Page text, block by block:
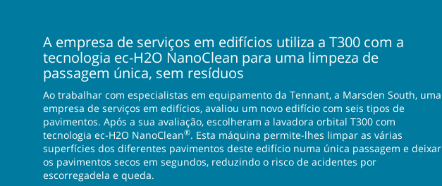
A empresa de serviços em edifícios utiliza a T300 com a
tecnologia ec-H2O NanoClean para uma limpeza de
passagem única, sem resíduos
Ao trabalhar com especialistas em equipamento da Tennant, a Marsden South, uma
empresa de serviços em edifícios, avaliou um novo edifício com seis tipos de
pavimentos. Após a sua avaliação, escolheram a lavadora orbital T300 com
tecnologia ec-H2O NanoClean®. Esta máquina permite-lhes limpar as várias
superfícies dos diferentes pavimentos deste edifício numa única passagem e deixar
os pavimentos secos em segundos, reduzindo o risco de acidentes por
escorregadela e queda.